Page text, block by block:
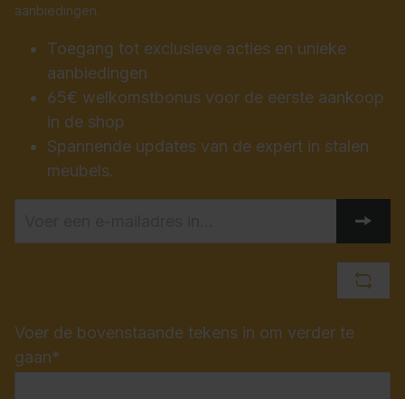
aanbiedingen.
Toegang tot exclusieve acties en unieke
aanbiedingen
65€ welkomstbonus voor de eerste aankoop
in de shop
Spannende updates van de expert in stalen
meubels.
Voer de bovenstaande tekens in om verder te
gaan*